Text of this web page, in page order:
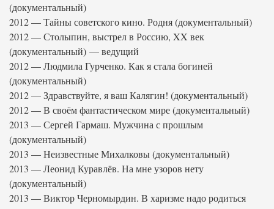
(документальный)
2012 — Тайны советского кино. Родня (документальный)
2012 — Столыпин, выстрел в Россию, XX век
(документальный) — ведущий
2012 — Людмила Гурченко. Как я стала богиней
(документальный)
2012 — Здравствуйте, я ваш Калягин! (документальный)
2012 — В своём фантастическом мире (документальный)
2013 — Сергей Гармаш. Мужчина с прошлым
(документальный)
2013 — Неизвестные Михалковы (документальный)
2013 — Леонид Куравлёв. На мне узоров нету
(документальный)
2013 — Виктор Черномырдин. В харизме надо родиться